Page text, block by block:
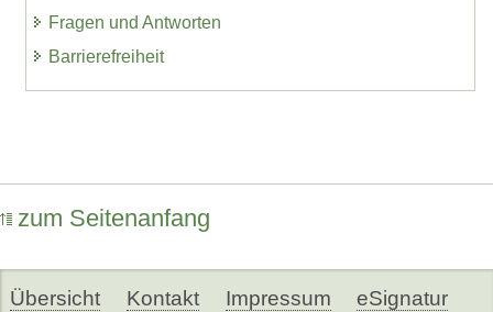
Fragen und Antworten
Barrierefreiheit
zum Seitenanfang
Übersicht Kontakt Impressum eSignatur